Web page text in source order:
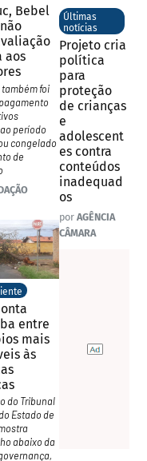
Bebel
aos
também foi
período
congelado
de
entre
mais
às
do Tribunal
Estado de
abaixo da
Últimas
notícias
Projeto cria
política
para
proteção
de crianças
e
adolescent
es contra
conteúdos
inadequad
os
por AGÊNCIA
CÂMARA